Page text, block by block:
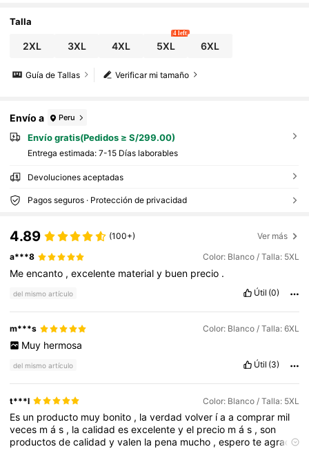
vacaciones, oficina, fiesta o cena, mejor regal
Talla
2XL 3XL 4XL 5XL
4 left
6XL
Verificar mi tamaño
Guía de Tallas
Envío a Peru
Envío gratis(Pedidos ≥ S/299.00)
Entrega estimada: 7-15 Días laborables
Devoluciones aceptadas
Pagos seguros · Protección de privacidad
4.89 (100+) Ver más
a***8 Color: Blanco / Talla: 5XL
Meencanto ,excelente materialy buen precio .
del mismo artículo Útil (0)
m***s Color: Blanco / Talla: 6XL
Muy hermosa
del mismo artículo Útil (3)
t***l Color: Blanco / Talla: 5XL
Es un producto muy bonito , laverdadvolver íaacomprar mil
veces más , lacalidadesexcelenteyel precio más ,son
productosdecalidadyvalen la pena mucho ,esperoteagrade